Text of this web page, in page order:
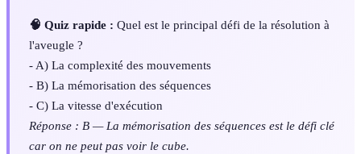
🧠 Quiz rapide : Quel est le principal défi de la résolution à
l'aveugle ?
- A) La complexité des mouvements
- B) La mémorisation des séquences
- C) La vitesse d'exécution
Réponse : B — La mémorisation des séquences est le défi clé
car on ne peut pas voir le cube.